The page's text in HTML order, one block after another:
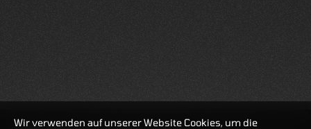
Wir verwenden auf unserer Website Cookies, um die